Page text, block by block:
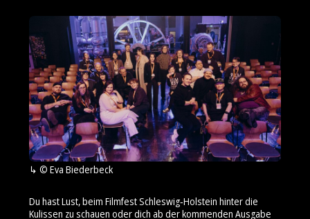
© Eva Biederbeck
Du hast Lust, beim Filmfest Schleswig‑Holstein hinter die
Kulissen zu schauen oder dich ab der kommenden Ausgabe